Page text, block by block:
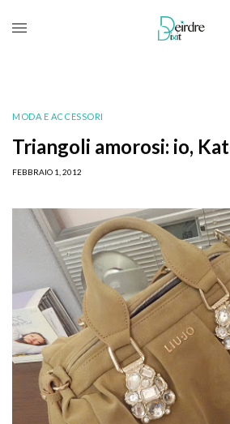
MODA E ACCESSORI
Triangoli amorosi: io,
FEBBRAIO 1, 2012